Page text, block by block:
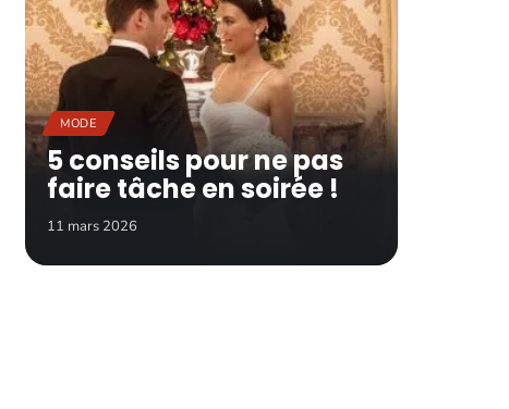
MODE
5 conseils pour ne pas
faire tâche en soirée !
11 mars 2026